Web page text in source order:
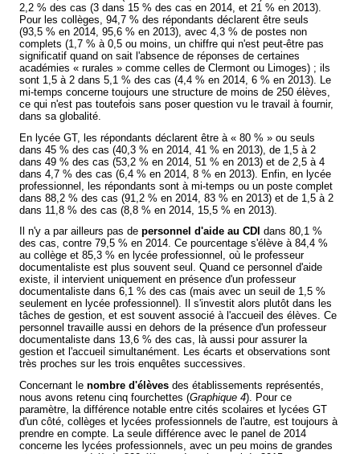
2,2 % des cas (3 dans 15 % des cas en 2014, et 21 % en 2013).
Pour les collèges, 94,7 % des répondants déclarent être seuls
(93,5 % en 2014, 95,6 % en 2013), avec 4,3 % de postes non
complets (1,7 % à 0,5 ou moins, un chiffre qui n'est peut-être pas
significatif quand on sait l'absence de réponses de certaines
académies « rurales » comme celles de Clermont ou Limoges) ; ils
sont 1,5 à 2 dans 5,1 % des cas (4,4 % en 2014, 6 % en 2013). Le
mi-temps concerne toujours une structure de moins de 250 élèves,
ce qui n'est pas toutefois sans poser question vu le travail à fournir,
dans sa globalité.
En lycée GT, les répondants déclarent être à « 80 % » ou seuls
dans 45 % des cas (40,3 % en 2014, 41 % en 2013), de 1,5 à 2
dans 49 % des cas (53,2 % en 2014, 51 % en 2013) et de 2,5 à 4
dans 4,7 % des cas (6,4 % en 2014, 8 % en 2013). Enfin, en lycée
professionnel, les répondants sont à mi-temps ou un poste complet
dans 88,2 % des cas (91,2 % en 2014, 83 % en 2013) et de 1,5 à 2
dans 11,8 % des cas (8,8 % en 2014, 15,5 % en 2013).
Il n'y a par ailleurs pas depersonnel d'aide au CDI dans 80,1 %
des cas, contre 79,5 % en 2014. Ce pourcentage s'élève à 84,4 %
au collège et 85,3 % en lycée professionnel, où le professeur
documentaliste est plus souvent seul. Quand ce personnel d'aide
existe, il intervient uniquement en présence d'un professeur
documentaliste dans 6,1 % des cas (mais avec un seuil de 1,5 %
seulement en lycée professionnel). Il s'investit alors plutôt dans les
tâches de gestion, et est souvent associé à l'accueil des élèves. Ce
personnel travaille aussi en dehors de la présence d'un professeur
documentaliste dans 13,6 % des cas, là aussi pour assurer la
gestion et l'accueil simultanément. Les écarts et observations sont
très proches sur les trois enquêtes successives.
Concernant lenombre d'élèves des établissements représentés,
nous avons retenu cinq fourchettes (Graphique 4). Pour ce
paramètre, la différence notable entre cités scolaires et lycées GT
d'un côté, collèges et lycées professionnels de l'autre, est toujours à
prendre en compte. La seule différence avec le panel de 2014
concerne les lycées professionnels, avec un peu moins de grandes